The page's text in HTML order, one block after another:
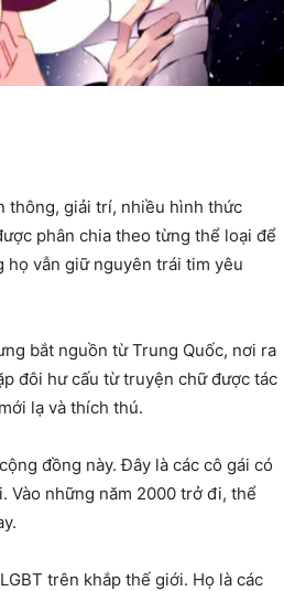
thông, giải trí, nhiều hình thức
phân chia theo từng thể loại để
họ vẫn giữ nguyên trái tim yêu
bắt nguồn từ Trung Quốc, nơi ra
đôi hư cấu từ truyện chữ được tác
lạ và thích thú.
đồng này. Đây là các cô gái có
Vào những năm 2000 trở đi, thể
trên khắp thế giới. Họ là các